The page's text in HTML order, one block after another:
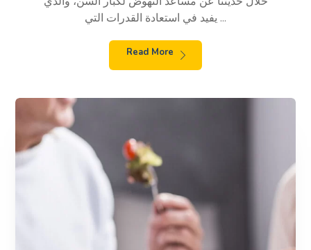
يفيد في استعادة القدرات التي ...
Read More